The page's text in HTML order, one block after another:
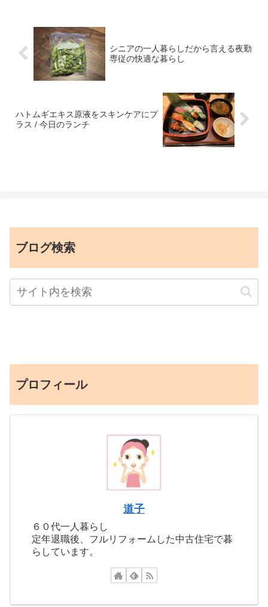
シニアの一人暮らしだから言える夜勤
専従の快適な暮らし
ハトムギエキス原液をスキンケアにプ
ラス / 今日のランチ
ブログ検索
プロフィール
道子
６０代一人暮らし
定年退職後、フルリフォームした中古住宅で暮
らしています。